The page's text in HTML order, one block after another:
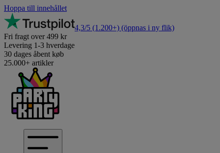
Hoppa till innehållet
4,3/5 (1.200+) (öppnas i ny flik)
Fri fragt over 499 kr
Levering 1-3 hverdage
30 dages åbent køb
25.000+ artikler